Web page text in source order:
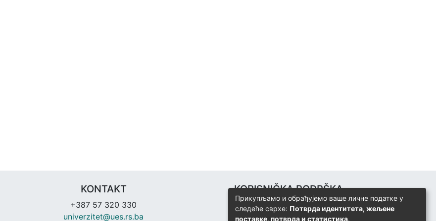
KONTAKT
+387 57 320 330
univerzitet@ues.rs.ba
KORISNIČKA PODRŠKA
Univerzitetski računarski centar
+387 57 320 140
Прикупљамо и обрађујемо ваше личне податке у
следеће сврхе: Потврда идентитета, жељене
поставке, потврда и статистика.